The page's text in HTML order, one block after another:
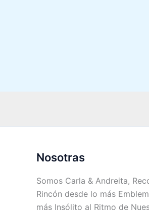
Nosotras
Somos Carla & Andreita,
Rincón desde lo más
más Insólito al Ritmo de